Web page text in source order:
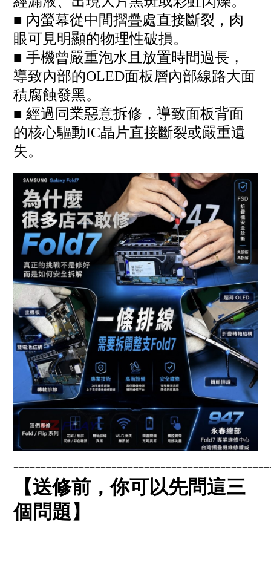
■ 內螢幕從中間摺疊處直接斷裂，肉
眼可見明顯的物理性破損。
■ 手機曾嚴重泡水且放置時間過長，
導致內部的OLED面板層內部線路大面
積腐蝕發黑。
■ 經過同業惡意拆修，導致面板背面
的核心驅動IC晶片直接斷裂或嚴重遺
失。
【送修前，你可以先問這三
個問題】